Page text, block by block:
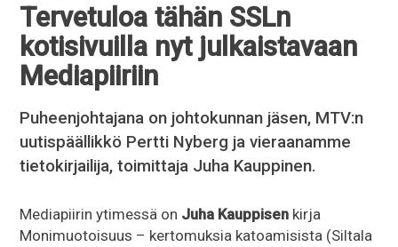
Tervetuloa tähän SSLn
kotisivuilla nyt julkaistavaan
Mediapiiriin
Puheenjohtajana on johtokunnan jäsen, MTV:n
uutispäällikkö Pertti Nyberg ja vieraanamme
tietokirjailija, toimittaja Juha Kauppinen.
Mediapiirin ytimessä on Juha Kauppisen kirja
Monimuotoisuus – kertomuksia katoamisista (Siltala